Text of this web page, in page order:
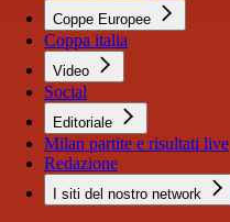
Coppe Europee
Coppa italia
Video
Social
Editoriale
Milan partite e risultati live
Redazione
I siti del nostro network